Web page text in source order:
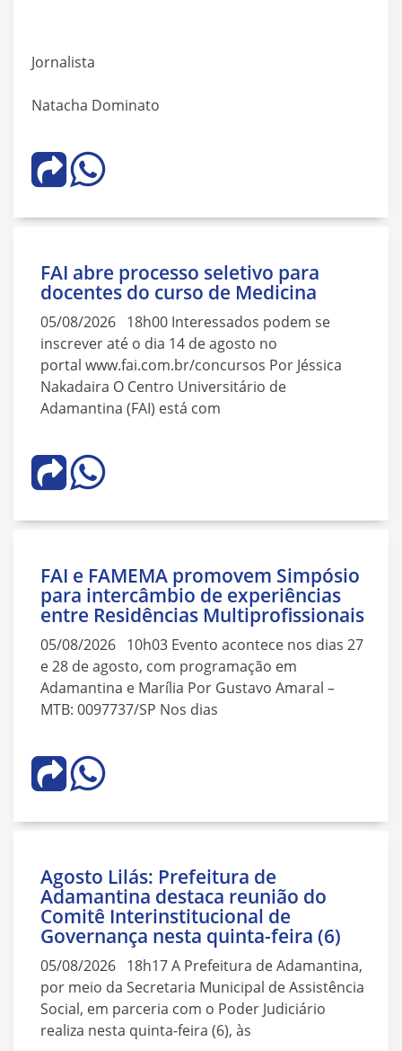
Jornalista
Natacha Dominato
FAI abre processo seletivo para
docentes do curso de Medicina
05/08/2026 18h00 Interessados podem se
inscrever até o dia 14 de agosto no
portal www.fai.com.br/concursos Por Jéssica
Nakadaira O Centro Universitário de
Adamantina (FAI) está com
FAI e FAMEMA promovem Simpósio
para intercâmbio de experiências
entre Residências Multiprofissionais
05/08/2026 10h03 Evento acontece nos dias 27
e 28 de agosto, com programação em
Adamantina e Marília Por Gustavo Amaral –
MTB: 0097737/SP Nos dias
Agosto Lilás: Prefeitura de
Adamantina destaca reunião do
Comitê Interinstitucional de
Governança nesta quinta-feira (6)
05/08/2026 18h17 A Prefeitura de Adamantina,
por meio da Secretaria Municipal de Assistência
Social, em parceria com o Poder Judiciário
realiza nesta quinta-feira (6), às